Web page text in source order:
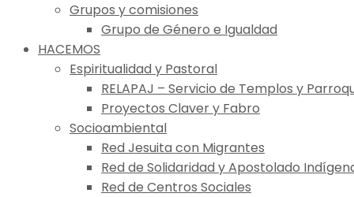
Grupos y comisiones
Grupo de Género e Igualdad
HACEMOS
Espiritualidad y Pastoral
RELAPAJ – Servicio de Templos y
Proyectos Claver y Fabro
Socioambiental
Red Jesuita con Migrantes
Red de Solidaridad y Apostolado
Red de Centros Sociales